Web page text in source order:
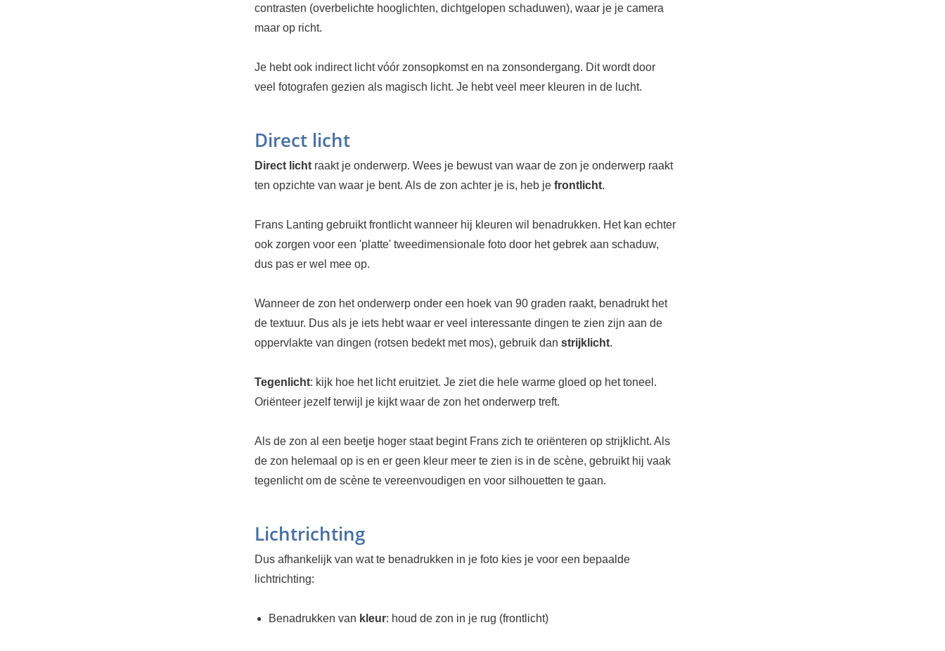
contrasten (overbelichte hooglichten, dichtgelopen schaduwen), waar je je camera
maar op richt.
Je hebt ook indirect licht vóór zonsopkomst en na zonsondergang. Dit wordt door
veel fotografen gezien als magisch licht. Je hebt veel meer kleuren in de lucht.
Direct licht
Direct licht raakt je onderwerp. Wees je bewust van waar de zon je onderwerp raakt
ten opzichte van waar je bent. Als de zon achter je is, heb je frontlicht.
Frans Lanting gebruikt frontlicht wanneer hij kleuren wil benadrukken. Het kan echter
ook zorgen voor een 'platte' tweedimensionale foto door het gebrek aan schaduw,
dus pas er wel mee op.
Wanneer de zon het onderwerp onder een hoek van 90 graden raakt, benadrukt het
de textuur. Dus als je iets hebt waar er veel interessante dingen te zien zijn aan de
oppervlakte van dingen (rotsen bedekt met mos), gebruik dan strijklicht.
Tegenlicht: kijk hoe het licht eruitziet. Je ziet die hele warme gloed op het toneel.
Oriënteer jezelf terwijl je kijkt waar de zon het onderwerp treft.
Als de zon al een beetje hoger staat begint Frans zich te oriënteren op strijklicht. Als
de zon helemaal op is en er geen kleur meer te zien is in de scène, gebruikt hij vaak
tegenlicht om de scène te vereenvoudigen en voor silhouetten te gaan.
Lichtrichting
Dus afhankelijk van wat te benadrukken in je foto kies je voor een bepaalde
lichtrichting:
Benadrukken van kleur: houd de zon in je rug (frontlicht)